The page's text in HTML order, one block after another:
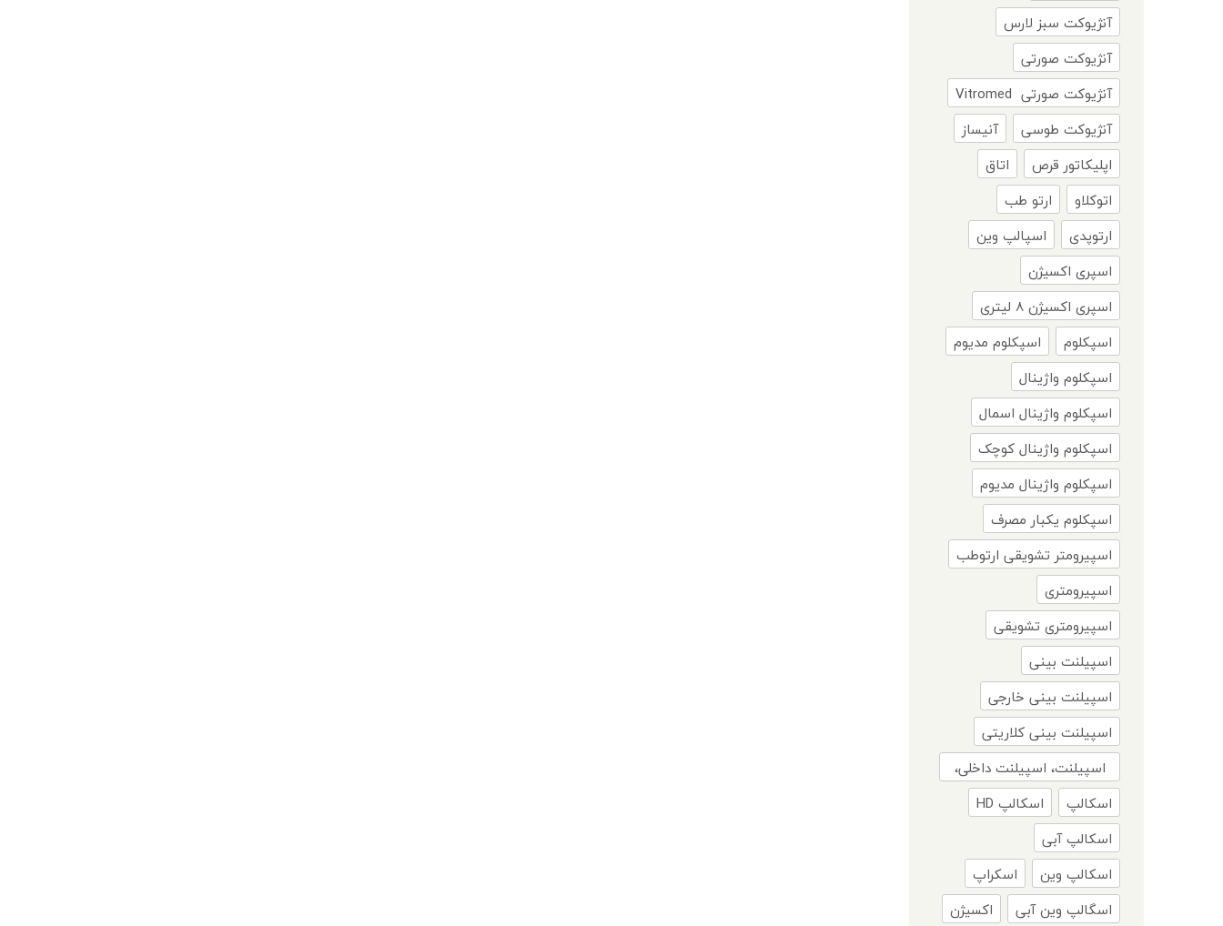
آنژیوکت سبز لارس
آنژیوکت صورتی
آنژیوکت صورتی Vitromed
آنژیوکت طوسی
آنیساز
اپلیکاتور قرص
اتاق
اتوکلاو
ارتو طب
ارتوپدی
اسپالپ وین
اسپری اکسیژن
اسپری اکسیژن ۸ لیتری
اسپکلوم
اسپکلوم مدیوم
اسپکلوم واژینال
اسپکلوم واژینال اسمال
اسپکلوم واژینال کوچک
اسپکلوم واژینال مدیوم
اسپکلوم یکبار مصرف
اسپیرومتر تشویقی ارتوطب
اسپیرومتری
اسپیرومتری تشویقی
اسپیلنت بینی
اسپیلنت بینی خارجی
اسپیلنت بینی کلاریتی
اسپیلنت، اسپیلنت داخلی،
اسپیلنت سیلیکونی،
اسپیلنت داخلی ریچارد،
تامپون داخلی، جراحی بینی،
عمل بینی، جراحی زیبایی
بینی، عمل زیبایی بینی،
اسکالپ
اسکالپ HD
اسکالپ آبی
اسکالپ وین
اسکراپ
اسگالپ وین آبی
اکسیژن